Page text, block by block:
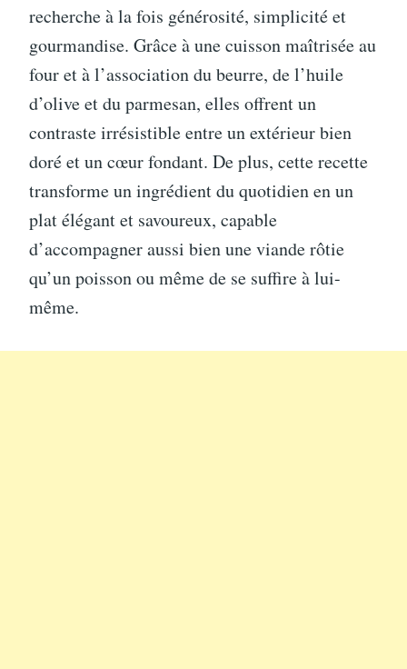
recherche à la fois générosité, simplicité et
gourmandise. Grâce à une cuisson maîtrisée au
four et à l’association du beurre, de l’huile
d’olive et du parmesan, elles offrent un
contraste irrésistible entre un extérieur bien
doré et un cœur fondant. De plus, cette recette
transforme un ingrédient du quotidien en un
plat élégant et savoureux, capable
d’accompagner aussi bien une viande rôtie
qu’un poisson ou même de se suffire à lui-
même.